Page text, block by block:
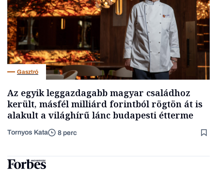
Gasztró
Az egyik leggazdagabb magyar családhoz
került, másfél milliárd forintból rögtön át is
alakult a világhírű lánc budapesti étterme
Tornyos Kata 8 perc